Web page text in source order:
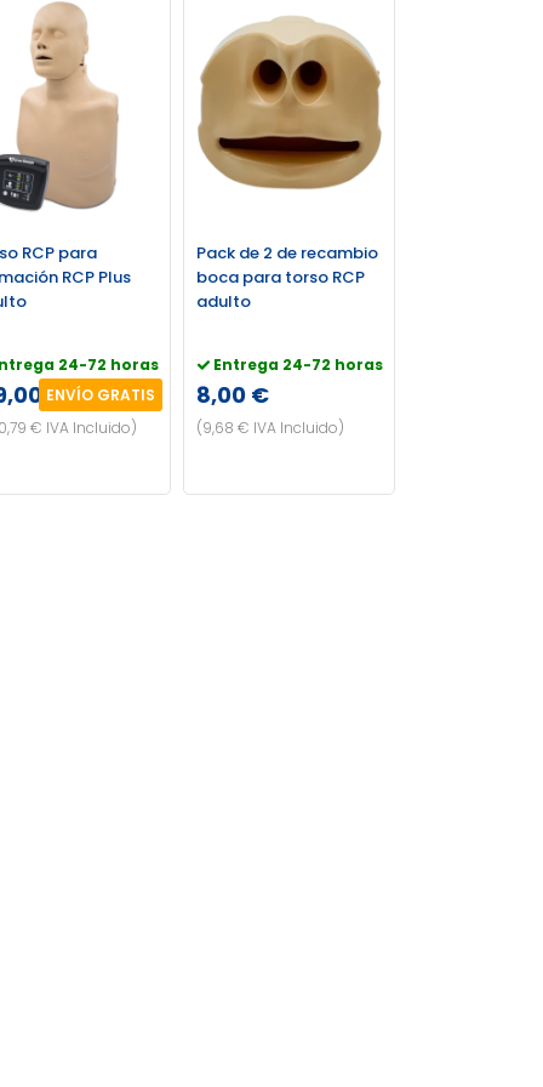
RCP para
RCP Plus
24-72 horas
€
ENVÍO GRATIS
€ IVA Incluido)
Pack de 2 de recambio
boca para torso RCP
adulto
Entrega 24-72 horas
8,00 €
(9,68 € IVA Incluido)